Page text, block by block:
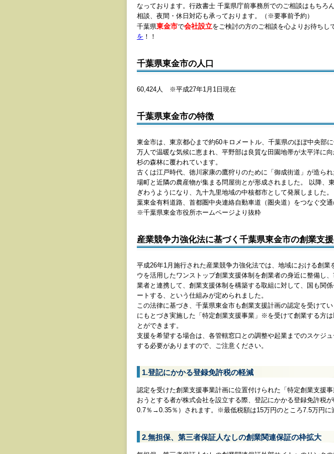
なっております。行政書士 千葉県庁前事務所でのご相談はもちろ
相談、夜間・休日対応も承っております。（※要事前予約）
千葉県東金市で会社設立をご検討の方のご相談を心よりお待ちし
を ！！
千葉県東金市の人口
60,424人 ※平成27年1月1日現在
千葉県東金市の特徴
東金市は、東京都心まで約60キロメートル、千葉県のほぼ中央部
万人で温暖な気候に恵まれ、平野部は良質な田園地帯が太平洋に
杉の森林に覆われています。
古くは江戸時代、徳川家康の鷹狩りのために「御成街道」が造ら
場町と近隣の農産物が集まる問屋街とが形成されました。 以降、
ぎわうようになり、九十九里地域の中核都市として発展しました
葉東金有料道路、首都圏中央連絡自動車道（圏央道）をつなぐ交通
※千葉県東金市役所ホームページより抜粋
産業競争力強化法に基づく千葉県東金市の創業支
平成26年1月施行された産業競争力強化法では、地域における創業
ウを活用したワンストップ創業支援体制を創業者の身近に整備し
業者と連携して、創業支援体制を構築する取組に対して、国も関
ートする、という仕組みが定められました。
この法律に基づき、千葉県東金市も創業支援計画の認定を受けて
にもとづき実施した「特定創業支援事業」※を受けて創業する方
とができます。
支援を希望する場合は、各管轄窓口との調整や起業までのスケジ
する必要がありますので、ご注意ください。
1.登記にかかる登録免許税の軽減
認定を受けた創業支援事業計画に位置付けられた「特定創業支援
おうとする者が株式会社を設立する際、登記にかかる登録免許税
0.7％→0.35％）されます。※最低税額は15万円のところ7.5万円に
2.無担保、第三者保証人なしの創業関連保証の枠拡大